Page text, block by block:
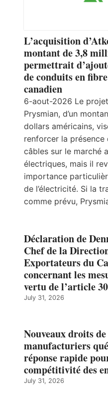
L’acquisition
montant de 3,8
permettrait
de conduits en
canadien
6-aout-2026 Le projet
Prysmian, d’un
dollars américains,
renforcer la
câbles sur le marché
électriques, mais il
importance
de l’électricité. Si la
comme prévu,
Déclaration de
Chef de la
Exportateurs du
concernant les
vertu de l’article
July 31, 2026
Nouveaux droits
manufacturiers
réponse rapide
compétitivité des
July 31, 2026